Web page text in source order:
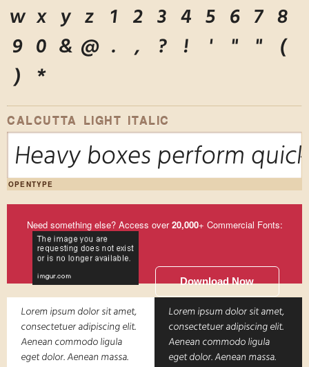
w x y z 1 2 3 4 5 6 7
8
9
0 & @ . , ? ! ' " "
(
)
*
CALCUTTA LIGHT ITALIC
Heavy boxes perform
OPENTYPE
Need something else? Access over20,000+ Commercial Fonts:
Download Now
Lorem ipsum dolor sit amet,
consectetuer adipiscing elit.
Aenean commodo ligula
eget dolor. Aenean massa.
Lorem ipsum dolor sit amet,
consectetuer adipiscing elit.
Aenean commodo ligula
eget dolor. Aenean massa.